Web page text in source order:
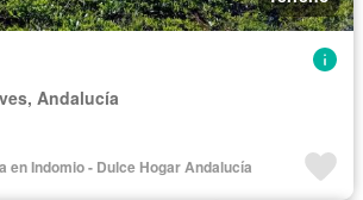
Andalucía
en Indomio - Dulce Hogar Andalucía